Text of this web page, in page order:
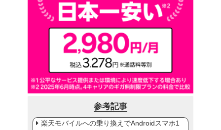
参考記事
楽天モバイルへの乗り換えでAndroidスマホ1